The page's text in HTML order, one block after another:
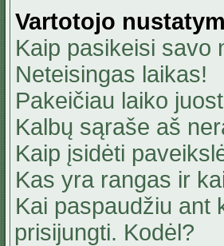
Vartotojo
Kaip pasikeisi savo
Neteisingas laikas!
Pakeičiau laiko
Kalbų sąraše aš
Kaip įsidėti
Kas yra rangas ir
Kai paspaudžiu ant
prisijungti. Kodėl?